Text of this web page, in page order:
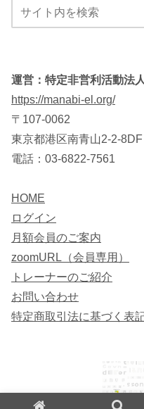
運営：特定非営利活動法
https://manabi-el.org/
〒107-0062
東京都港区南青山2-2-
電話：03-6822-7561
HOME
ログイン
月額会員のご案内
zoomURL（会員専用）
トレーナーのご紹介
お問い合わせ
特定商取引法に基づく表